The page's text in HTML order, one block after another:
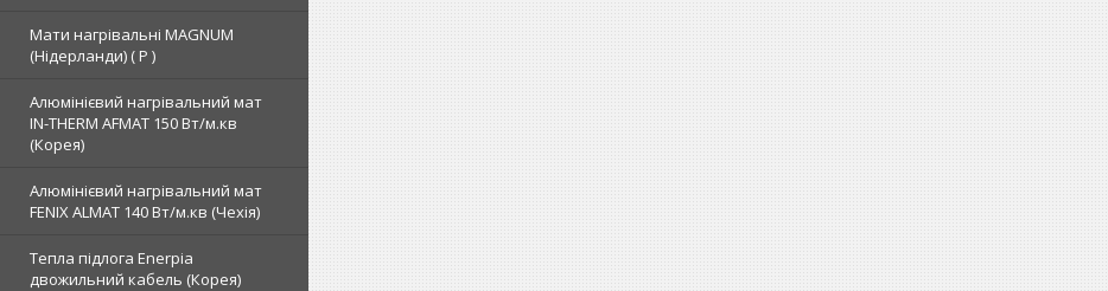
Мати нагрівальні MAGNUM
(Нідерланди) ( Р )
Алюмінієвий нагрівальний мат
IN-THERM AFMAT 150 Вт/м.кв
(Корея)
Алюмінієвий нагрівальний мат
FENIX ALMAT 140 Вт/м.кв (Чехія)
Тепла підлога Enerpia
двожильний кабель (Корея)